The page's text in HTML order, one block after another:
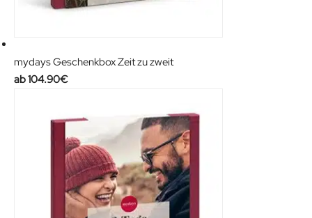
mydays Geschenkbox Zeit zu zweit
104.90€